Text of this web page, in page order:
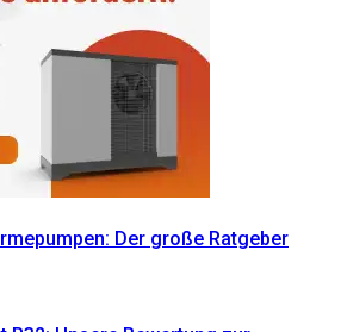
Der große Ratgeber